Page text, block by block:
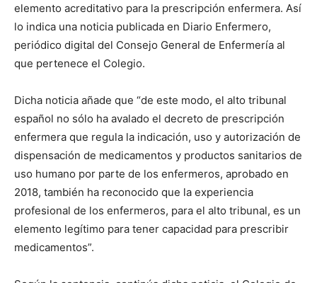
elemento acreditativo para la prescripción enfermera. Así
lo indica una noticia publicada en Diario Enfermero,
periódico digital del Consejo General de Enfermería al
que pertenece el Colegio.
Dicha noticia añade que “de este modo, el alto tribunal
español no sólo ha avalado el decreto de prescripción
enfermera que regula la indicación, uso y autorización de
dispensación de medicamentos y productos sanitarios de
uso humano por parte de los enfermeros, aprobado en
2018, también ha reconocido que la experiencia
profesional de los enfermeros, para el alto tribunal, es un
elemento legítimo para tener capacidad para prescribir
medicamentos”.